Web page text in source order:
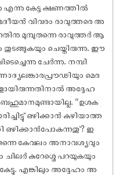
കേട്ട ക്ഷണത്തിൽ
വിവരം രാവുത്തരെ അ
മുമ്പുതന്നെ രാവുത്തർ ആ
തുടങ്ങുകയും ചെയ്തിരുന്നു. ഈ
ചേർന്നു. നമ്പി
മെര
അദ്ദേഹ
“ഉശക
ഒഴിക്കാൻ കഴിയാത്ത
ഇ
കേവലം അനാവശ്യവും
ചിലർ കുറേശ്ശെ പറയുകയും
എങ്കിലും അദ്ദേഹം അ